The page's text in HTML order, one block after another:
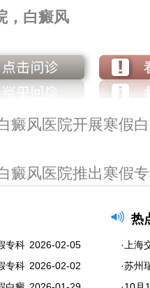
，白癜风
癜风医院开展寒假
癜风医院推出寒假
专科 2026-02-05
专科 2026-02-02
热
·上海
·苏州